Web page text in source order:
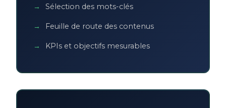
Sélection des mots-clés
Feuille de route des contenus
KPIs et objectifs mesurables